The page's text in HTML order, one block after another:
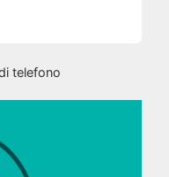
telefono